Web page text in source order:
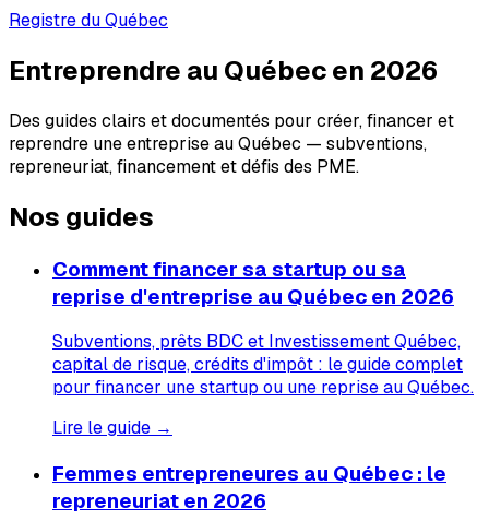
Registre du Québec
Entreprendre au Québec en 2026
Des guides clairs et documentés pour créer, financer et
reprendre une entreprise au Québec — subventions,
repreneuriat, financement et défis des PME.
Nos guides
Comment financer sa startup ou sa
reprise d'entreprise au Québec en 2026
Subventions, prêts BDC et Investissement Québec,
capital de risque, crédits d'impôt : le guide complet
pour financer une startup ou une reprise au Québec.
Lire le guide →
Femmes entrepreneures au Québec : le
repreneuriat en 2026